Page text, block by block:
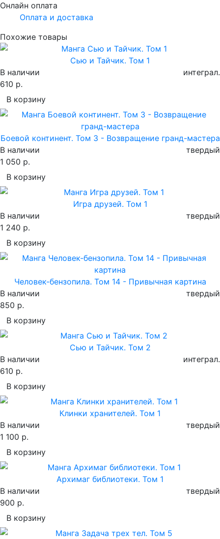
Онлайн оплата
Оплата и доставка
Похожие товары
Сью и Тайчик. Том 1
В наличии
интеграл.
610 р.
В корзину
Боевой континент. Том 3 - Возвращение гранд-мастера
В наличии
твердый
1 050 р.
В корзину
Игра друзей. Том 1
В наличии
твердый
1 240 р.
В корзину
Человек-бензопила. Том 14 - Привычная картина
В наличии
твердый
850 р.
В корзину
Сью и Тайчик. Том 2
В наличии
интеграл.
610 р.
В корзину
Клинки хранителей. Том 1
В наличии
твердый
1 100 р.
В корзину
Архимаг библиотеки. Том 1
В наличии
твердый
900 р.
В корзину